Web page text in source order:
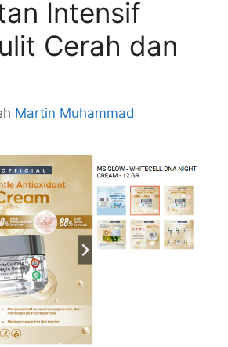
Intensif
Cerah dan
Martin Muhammad